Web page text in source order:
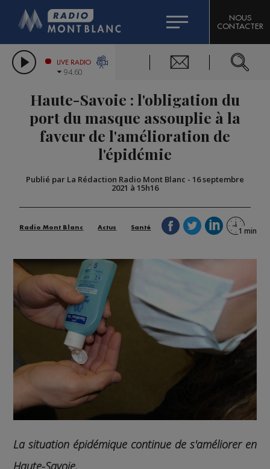
LES CHRONIQUES DE L'EXPERT
CITIZEN MACHINERY
GRAND MASSIF DOMAINES SKIABLES
BIGARD
COMPAGNIE DU MONT-BLANC
NOUS
CONTACTER
LIVE RADIO
94.60
Haute-Savoie : l'obligation du
port du masque assouplie à la
faveur de l'amélioration de
l'épidémie
Publié par La Rédaction Radio Mont Blanc - 16 septembre
2021 à 15h16
Radio Mont Blanc Actus Santé
La situation épidémique continue de s'améliorer en
Haute-Savoie.